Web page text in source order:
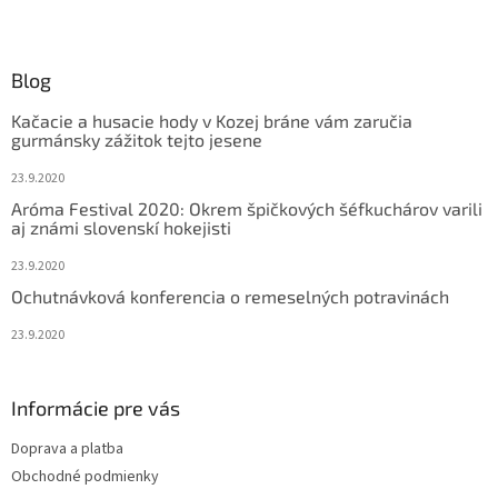
Blog
Kačacie a husacie hody v Kozej bráne vám zaručia
gurmánsky zážitok tejto jesene
23.9.2020
Aróma Festival 2020: Okrem špičkových šéfkuchárov varili
aj známi slovenskí hokejisti
23.9.2020
Ochutnávková konferencia o remeselných potravinách
23.9.2020
Informácie pre vás
Doprava a platba
Obchodné podmienky